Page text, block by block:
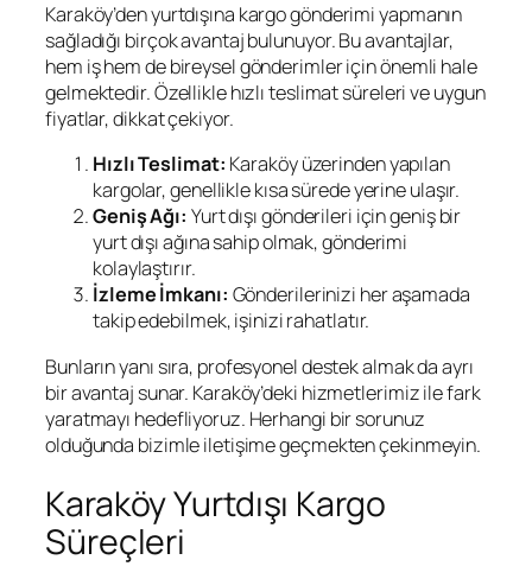
Karaköy’den yurtdışına kargo gönderimi yapmanın
sağladığı birçok avantaj bulunuyor. Bu avantajlar,
hem iş hem de bireysel gönderimler için önemli hale
gelmektedir. Özellikle hızlı teslimat süreleri ve uygun
fiyatlar, dikkat çekiyor.
Hızlı Teslimat: Karaköy üzerinden yapılan
kargolar, genellikle kısa sürede yerine ulaşır.
Geniş Ağı: Yurt dışı gönderileri için geniş bir
yurt dışı ağına sahip olmak, gönderimi
kolaylaştırır.
İzleme İmkanı: Gönderilerinizi her aşamada
takip edebilmek, işinizi rahatlatır.
Bunların yanı sıra, profesyonel destek almak da ayrı
bir avantaj sunar. Karaköy’deki hizmetlerimiz ile fark
yaratmayı hedefliyoruz. Herhangi bir sorunuz
olduğunda bizimle iletişime geçmekten çekinmeyin.
Karaköy Yurtdışı Kargo
Süreçleri